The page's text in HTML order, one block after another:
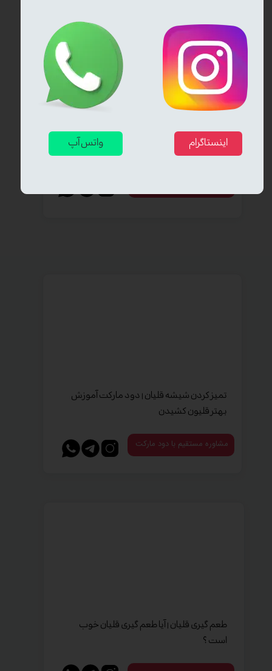
روش‌های کاهش صدای قلیان و از بین بردن
نویز آن | دود مارکت
تمیز کردن شیشه قلیان | دود مارکت آموزش
بهتر قلیون کشیدن
مشاوره مستقیم با دود مارکت
طعم گیری قلیان | آیا طعم گیری قلیان خوب
است ؟
واتس آپ اینستاگرام